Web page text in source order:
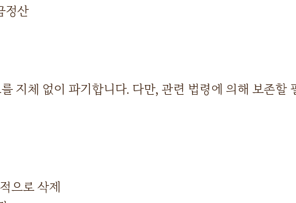
정산
지체 없이 파기합니다. 다만, 관련 법령에 의해 보존할
으로 삭제